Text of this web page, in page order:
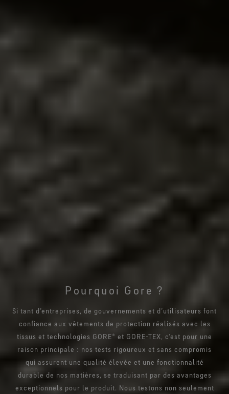
Pourquoi Gore ?
Si tant d’entreprises, de gouvernements et d’utilisateurs font
confiance aux vêtements de protection réalisés avec les
tissus et technologies GORE® et GORE-TEX, c’est pour une
raison principale : nos tests rigoureux et sans compromis
qui assurent une qualité élevée et une fonctionnalité
durable de nos matières, se traduisant par des avantages
exceptionnels pour le produit. Nous testons non seulement